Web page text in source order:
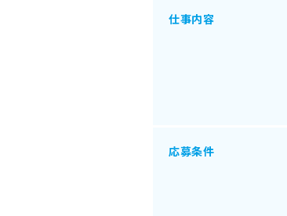
仕事内容
応募条件